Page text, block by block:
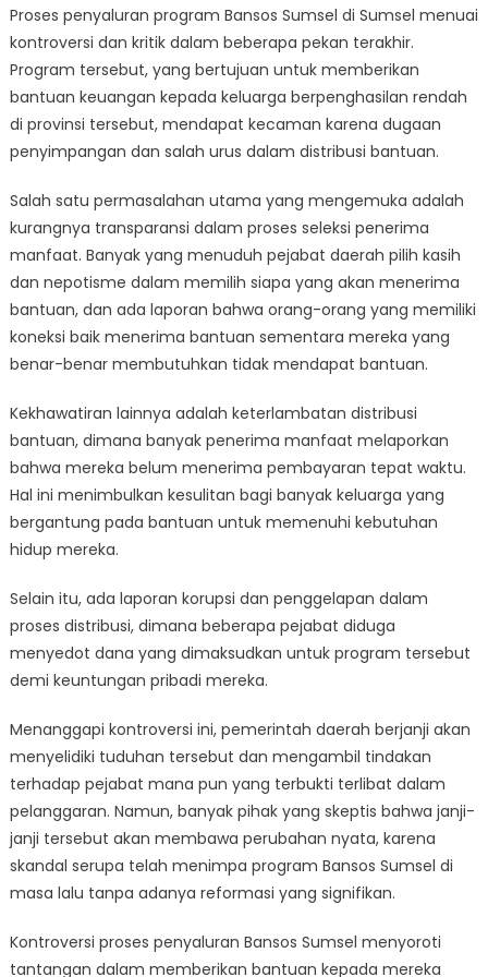
proses
penyaluran
Bansos
Sumsel
Proses penyaluran program Bansos Sumsel di Sumsel menuai
kontroversi dan kritik dalam beberapa pekan terakhir.
Program tersebut, yang bertujuan untuk memberikan
bantuan keuangan kepada keluarga berpenghasilan rendah
di provinsi tersebut, mendapat kecaman karena dugaan
penyimpangan dan salah urus dalam distribusi bantuan.
Salah satu permasalahan utama yang mengemuka adalah
kurangnya transparansi dalam proses seleksi penerima
manfaat. Banyak yang menuduh pejabat daerah pilih kasih
dan nepotisme dalam memilih siapa yang akan menerima
bantuan, dan ada laporan bahwa orang-orang yang memiliki
koneksi baik menerima bantuan sementara mereka yang
benar-benar membutuhkan tidak mendapat bantuan.
Kekhawatiran lainnya adalah keterlambatan distribusi
bantuan, dimana banyak penerima manfaat melaporkan
bahwa mereka belum menerima pembayaran tepat waktu.
Hal ini menimbulkan kesulitan bagi banyak keluarga yang
bergantung pada bantuan untuk memenuhi kebutuhan
hidup mereka.
Selain itu, ada laporan korupsi dan penggelapan dalam
proses distribusi, dimana beberapa pejabat diduga
menyedot dana yang dimaksudkan untuk program tersebut
demi keuntungan pribadi mereka.
Menanggapi kontroversi ini, pemerintah daerah berjanji akan
menyelidiki tuduhan tersebut dan mengambil tindakan
terhadap pejabat mana pun yang terbukti terlibat dalam
pelanggaran. Namun, banyak pihak yang skeptis bahwa janji-
janji tersebut akan membawa perubahan nyata, karena
skandal serupa telah menimpa program Bansos Sumsel di
masa lalu tanpa adanya reformasi yang signifikan.
Kontroversi proses penyaluran Bansos Sumsel menyoroti
tantangan dalam memberikan bantuan kepada mereka